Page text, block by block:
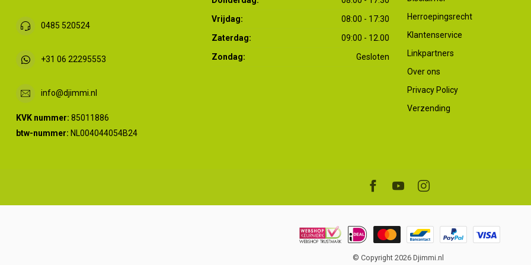
0485 520524
+31 06 22295553
info@djimmi.nl
KVK nummer: 85011886
btw-nummer: NL004044054B24
Vrijdag:
08:00 - 17:30
Zaterdag:
09:00 - 12.00
Zondag:
Gesloten
Herroepingsrecht
Klantenservice
Linkpartners
Over ons
Privacy Policy
Verzending
© Copyright 2026 Djimmi.nl